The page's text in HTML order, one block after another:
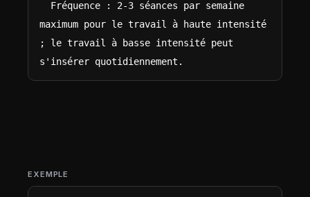
maximum pour le travail à haute intensité
; le travail à basse intensité peut
s'insérer quotidiennement.
EXEMPLE